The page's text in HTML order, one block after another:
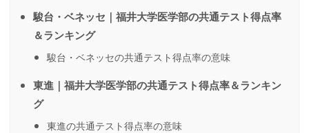
駿台・ベネッセ｜福井大学医学部の共通テスト得点率
＆ランキング
駿台・ベネッセの共通テスト得点率の意味
東進｜福井大学医学部の共通テスト得点率＆ランキン
グ
東進の共通テスト得点率の意味